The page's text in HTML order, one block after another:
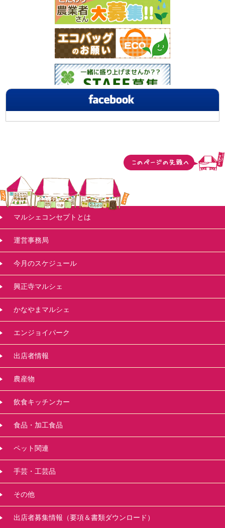
マルシェコンセプトとは
運営事務局
今月のスケジュール
興正寺マルシェ
かなやまマルシェ
エンジョイパーク
出店者情報
農産物
飲食キッチンカー
食品・加工食品
ペット関連
手芸・工芸品
その他
出店者募集情報（要項＆書類ダウンロード）